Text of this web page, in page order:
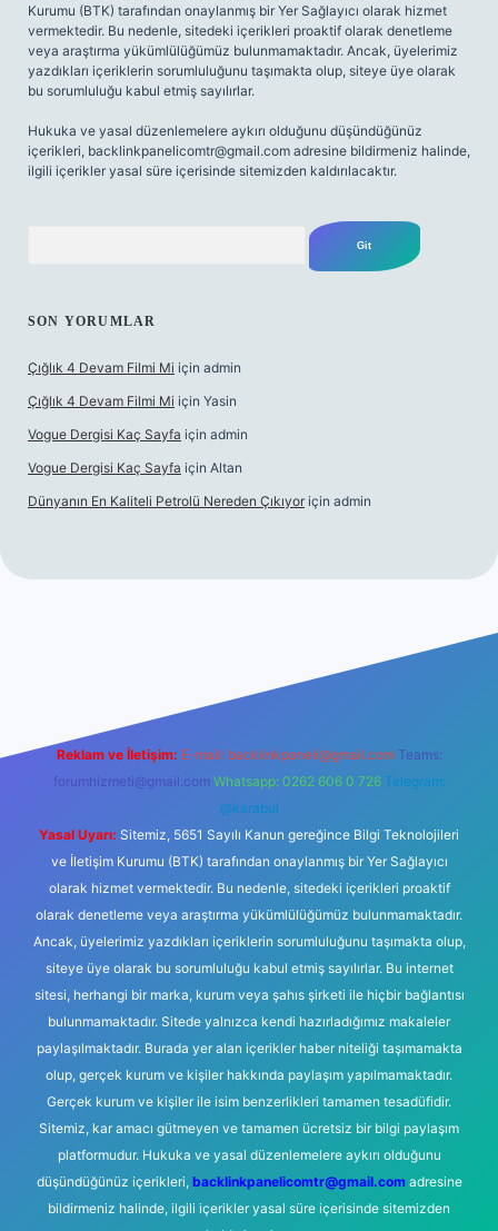
Kurumu (BTK) tarafından onaylanmış bir Yer Sağlayıcı olarak hizmet
vermektedir. Bu nedenle, sitedeki içerikleri proaktif olarak denetleme
veya araştırma yükümlülüğümüz bulunmamaktadır. Ancak, üyelerimiz
yazdıkları içeriklerin sorumluluğunu taşımakta olup, siteye üye olarak
bu sorumluluğu kabul etmiş sayılırlar.
Hukuka ve yasal düzenlemelere aykırı olduğunu düşündüğünüz
içerikleri, backlinkpanelicomtr@gmail.com adresine bildirmeniz halinde,
ilgili içerikler yasal süre içerisinde sitemizden kaldırılacaktır.
SON YORUMLAR
Çığlık 4 Devam Filmi Mi için admin
Çığlık 4 Devam Filmi Mi için Yasin
Vogue Dergisi Kaç Sayfa için admin
Vogue Dergisi Kaç Sayfa için Altan
Dünyanın En Kaliteli Petrolü Nereden Çıkıyor için admin
Reklam ve İletişim: E-mail: backlinkpaneli@gmail.com Teams:
forumhizmeti@gmail.com Whatsapp: 0262 606 0 726 Telegram:
@karabul
Yasal Uyarı: Sitemiz, 5651 Sayılı Kanun gereğince Bilgi Teknolojileri
ve İletişim Kurumu (BTK) tarafından onaylanmış bir Yer Sağlayıcı
olarak hizmet vermektedir. Bu nedenle, sitedeki içerikleri proaktif
olarak denetleme veya araştırma yükümlülüğümüz bulunmamaktadır.
Ancak, üyelerimiz yazdıkları içeriklerin sorumluluğunu taşımakta olup,
siteye üye olarak bu sorumluluğu kabul etmiş sayılırlar. Bu internet
sitesi, herhangi bir marka, kurum veya şahıs şirketi ile hiçbir bağlantısı
bulunmamaktadır. Sitede yalnızca kendi hazırladığımız makaleler
paylaşılmaktadır. Burada yer alan içerikler haber niteliği taşımamakta
olup, gerçek kurum ve kişiler hakkında paylaşım yapılmamaktadır.
Gerçek kurum ve kişiler ile isim benzerlikleri tamamen tesadüfidir.
Sitemiz, kar amacı gütmeyen ve tamamen ücretsiz bir bilgi paylaşım
platformudur. Hukuka ve yasal düzenlemelere aykırı olduğunu
düşündüğünüz içerikleri, backlinkpanelicomtr@gmail.comadresine
bildirmeniz halinde, ilgili içerikler yasal süre içerisinde sitemizden